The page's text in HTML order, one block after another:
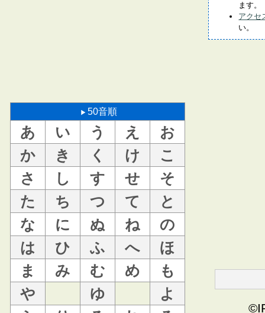
50音順
あ い う え
お
か
き く け
こ
さ
し す せ
そ
た
ち つ て
と
な
に ぬ ね
の
は
ひ ふ へ
ほ
ま
み む め
も
や
ゆ
よ
ます。
アクセ
い。